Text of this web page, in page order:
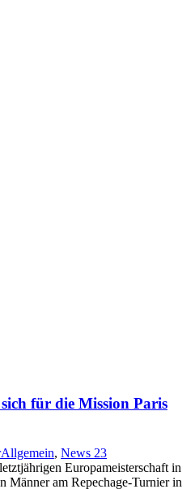
für die Mission Paris
Allgemein, News 23
Europameisterschaft in
Männer am Repechage-Turnier in